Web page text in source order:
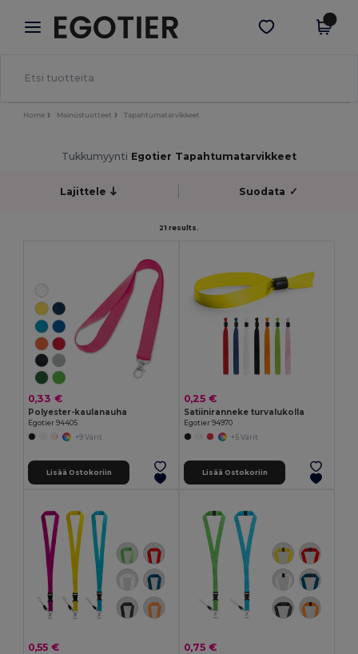
× Egotier-sovellus
Paremmat hinnat appissa!
Hae sovellus
Home Mainostuotteet Tapahtumatarvikkeet
Tukkumyynti Egotier Tapahtumatarvikkeet
Lajittele Suodata ✓
21 results.
0,33 €
Polyester-kaulanauha
Egotier 94405
+9 Värit
Lisää Ostokoriin
0,25 €
Satiiniranneke turvalukolla
Egotier 94970
+5 Värit
Lisää Ostokoriin
0,55 € 0,75 €